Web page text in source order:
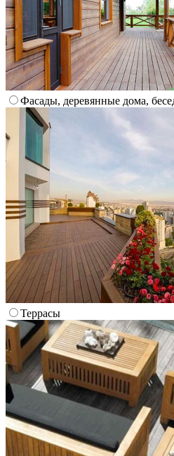
Фасады, деревянные дома,
Террасы